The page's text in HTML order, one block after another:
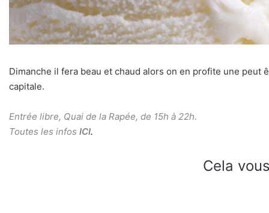
Dimanche il fera beau et chaud alors on en profite une peut
capitale.
Entrée libre, Quai de la Rapée, de 15h à 22h.
Toutes les infos ICI.
Cela